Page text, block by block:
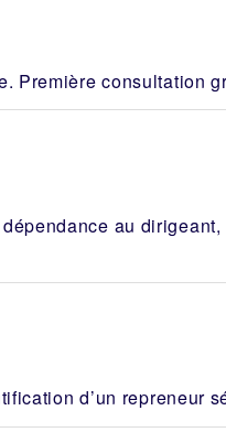
Première consultation
au
d’un repreneur